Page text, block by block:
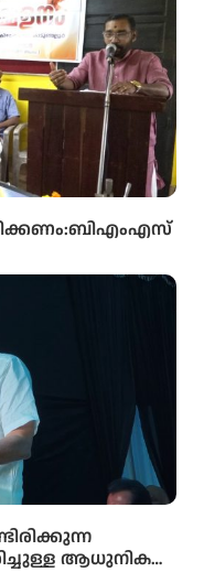
ആധുനിക